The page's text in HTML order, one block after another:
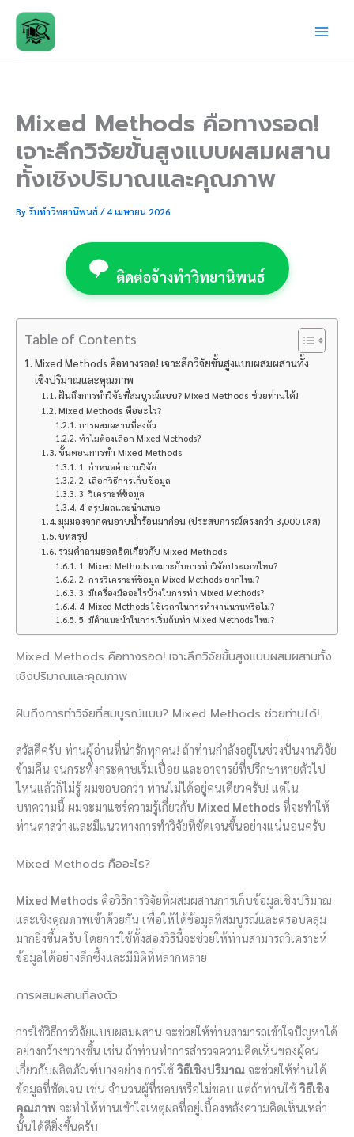
content
Mixed Methods คือทางรอด!
เจาะลึกวิจัยขั้นสูงแบบผสมผสาน
ทั้งเชิงปริมาณและคุณภาพ
Byรับทำวิทยานิพนธ์/4 เมษายน 2026
ติดต่อจ้างทำวิทยานิพนธ์
Table of Contents
Mixed Methods คือทางรอด! เจาะลึกวิจัยขั้นสูงแบบผสมผสานทั้ง
เชิงปริมาณและคุณภาพ
ฝันถึงการทำวิจัยที่สมบูรณ์แบบ? Mixed Methods ช่วยท่านได้!
Mixed Methods คืออะไร?
การผสมผสานที่ลงตัว
ทำไมต้องเลือก Mixed Methods?
ขั้นตอนการทำ Mixed Methods
1. กำหนดคำถามวิจัย
2. เลือกวิธีการเก็บข้อมูล
3. วิเคราะห์ข้อมูล
4. สรุปผลและนำเสนอ
มุมมองจากคนอาบน้ำร้อนมาก่อน (ประสบการณ์ตรงกว่า 3,000 เคส)
บทสรุป
รวมคำถามยอดฮิตเกี่ยวกับ Mixed Methods
1. Mixed Methods เหมาะกับการทำวิจัยประเภทไหน?
2. การวิเคราะห์ข้อมูล Mixed Methods ยากไหม?
3. มีเครื่องมืออะไรบ้างในการทำ Mixed Methods?
4. Mixed Methods ใช้เวลาในการทำงานนานหรือไม่?
5. มีคำแนะนำในการเริ่มต้นทำ Mixed Methods ไหม?
Mixed Methods คือทางรอด! เจาะลึกวิจัยขั้นสูงแบบผสมผสานทั้ง
เชิงปริมาณและคุณภาพ
ฝันถึงการทำวิจัยที่สมบูรณ์แบบ? Mixed Methods ช่วยท่านได้!
สวัสดีครับ ท่านผู้อ่านที่น่ารักทุกคน! ถ้าท่านกำลังอยู่ในช่วงปั่นงานวิจัย
ข้ามคืน จนกระทั่งกระดาษเริ่มเปื่อย และอาจารย์ที่ปรึกษาหายตัวไป
ไหนแล้วก็ไม่รู้ ผมขอบอกว่า ท่านไม่ได้อยู่คนเดียวครับ! แต่ใน
บทความนี้ ผมจะมาแชร์ความรู้เกี่ยวกับ Mixed Methods ที่จะทำให้
ท่านตาสว่างและมีแนวทางการทำวิจัยที่ชัดเจนขึ้นอย่างแน่นอนครับ
Mixed Methods คืออะไร?
Mixed Methods คือวิธีการวิจัยที่ผสมผสานการเก็บข้อมูลเชิงปริมาณ
และเชิงคุณภาพเข้าด้วยกัน เพื่อให้ได้ข้อมูลที่สมบูรณ์และครอบคลุม
มากยิ่งขึ้นครับ โดยการใช้ทั้งสองวิธีนี้จะช่วยให้ท่านสามารถวิเคราะห์
ข้อมูลได้อย่างลึกซึ้งและมีมิติที่หลากหลาย
การผสมผสานที่ลงตัว
การใช้วิธีการวิจัยแบบผสมผสาน จะช่วยให้ท่านสามารถเข้าใจปัญหาได้
อย่างกว้างขวางขึ้น เช่น ถ้าท่านทำการสำรวจความคิดเห็นของผู้คน
เกี่ยวกับผลิตภัณฑ์บางอย่าง การใช้ วิธีเชิงปริมาณ จะช่วยให้ท่านได้
ข้อมูลที่ชัดเจน เช่น จำนวนผู้ที่ชอบหรือไม่ชอบ แต่ถ้าท่านใช้ วิธีเชิง
คุณภาพ จะทำให้ท่านเข้าใจเหตุผลที่อยู่เบื้องหลังความคิดเห็นเหล่า
นั้นได้ดียิ่งขึ้นครับ